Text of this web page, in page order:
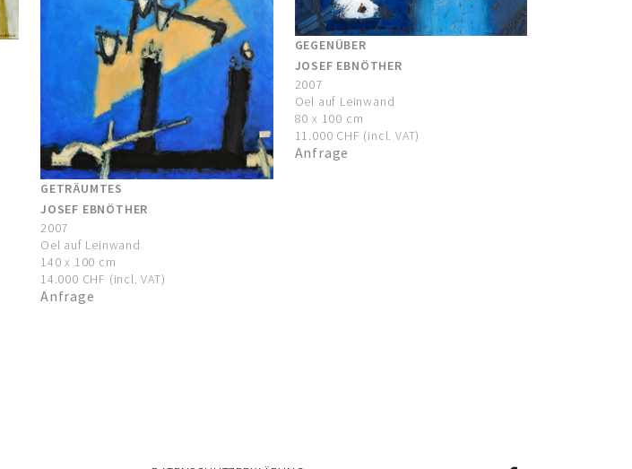
GETRÄUMTES
JOSEF EBNÖTHER
2007
Oel auf Leinwand
140 x 100 cm
14.000 CHF (incl. VAT)
Anfrage
GEGENÜBER
JOSEF EBNÖTHER
2007
Oel auf Leinwand
80 x 100 cm
11.000 CHF (incl. VAT)
Anfrage